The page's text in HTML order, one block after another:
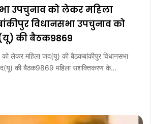
उपचुनाव को लेकर महिला
विधानसभा उपचुनाव को
की बैठक9869
को लेकर महिला जद(यू) की बैठकबांकीपुर विधानसभा
की बैठक9869 महिला सशक्तिकरण के…